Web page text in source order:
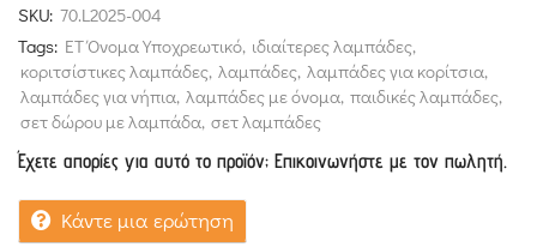
SKU: 70.L2025-004
Tags: ΕΤ Όνομα Υποχρεωτικό, ιδιαίτερες λαμπάδες,
κοριτσίστικες λαμπάδες, λαμπάδες, λαμπάδες για κορίτσια,
λαμπάδες για νήπια, λαμπάδες με όνομα, παιδικές λαμπάδες,
σετ δώρου με λαμπάδα, σετ λαμπάδες
Έχετε απορίες για αυτό το προϊόν; Επικοινωνήστε με τον πωλητή.
Κάντε μια ερώτηση